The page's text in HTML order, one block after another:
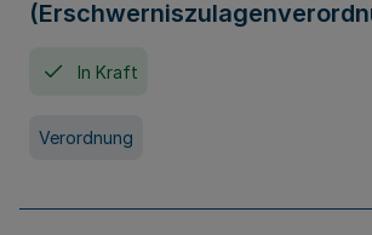
In Kraft
Verordnung